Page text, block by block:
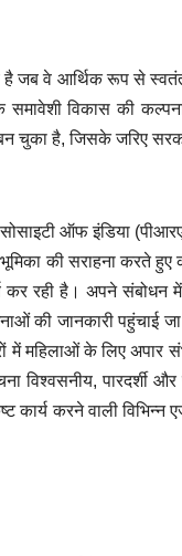
जब वे आर्थिक रूप से
समावेशी विकास की
चुका है, जिसके जरिए
सोसाइटी ऑफ इंडिया
की सराहना करते हुए
रही है। अपने संबोधन में
की जानकारी पहुंचाई
में महिलाओं के लिए अपार
पारदर्शी और
करने वाली विभिन्न
बढ़ा